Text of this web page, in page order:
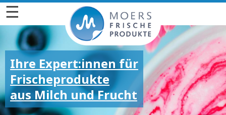
☰
Ihre Expert:innen für
Frischeprodukte
aus Milch und Frucht